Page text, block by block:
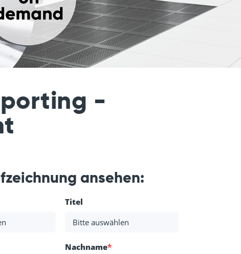
-
ansehen:
Titel
Nachname*